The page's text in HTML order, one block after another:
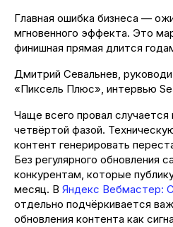
Главная ошибка бизнеса —
мгновенного эффекта. Это
финишная прямая длится
Дмитрий Севальнев,
«Пиксель Плюс», интервью
Чаще всего провал
четвёртой фазой.
контент генерировать
Без регулярного обновления
конкурентам, которые
месяц. В Яндекс Вебмастер:
отдельно подчёркивается
обновления контента как